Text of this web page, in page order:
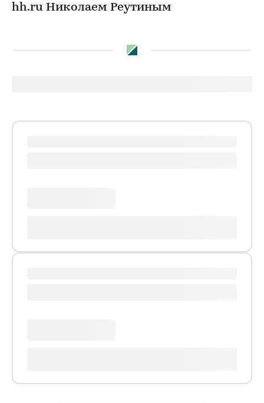
hh.ru Николаем Реутиным